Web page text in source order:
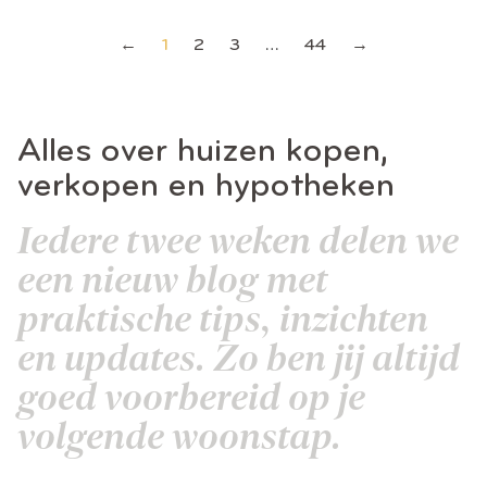
← 1 2 3 … 44 →
Alles over huizen kopen,
verkopen en hypotheken
Iedere twee weken delen we
een nieuw blog met
praktische tips, inzichten
en updates. Zo ben jij altijd
goed voorbereid op je
volgende woonstap.